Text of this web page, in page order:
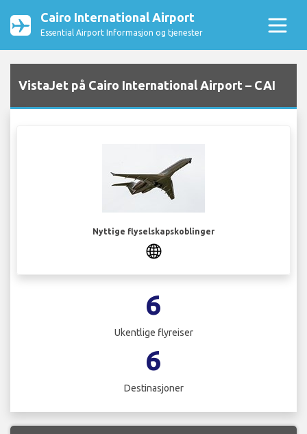
Cairo International Airport
Essential Airport Informasjon og tjenester
VistaJet på Cairo International Airport – CAI
Nyttige flyselskapskoblinger
6
Ukentlige flyreiser
6
Destinasjoner